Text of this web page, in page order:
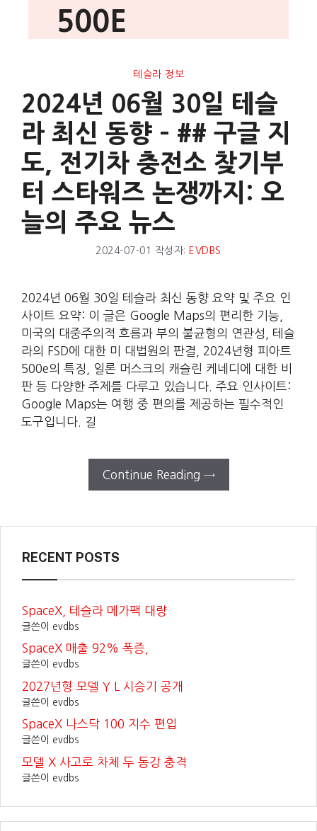
500E
테슬라 정보
2024년 06월 30일 테슬
라 최신 동향 – ## 구글 지
도, 전기차 충전소 찾기부
터 스타워즈 논쟁까지: 오
늘의 주요 뉴스
2024-07-01 작성자: EVDBS
2024년 06월 30일 테슬라 최신 동향 요약 및 주요 인
사이트 요약: 이 글은 Google Maps의 편리한 기능,
미국의 대중주의적 흐름과 부의 불균형의 연관성, 테슬
라의 FSD에 대한 미 대법원의 판결, 2024년형 피아트
500e의 특징, 일론 머스크의 캐슬린 케네디에 대한 비
판 등 다양한 주제를 다루고 있습니다. 주요 인사이트:
Google Maps는 여행 중 편의를 제공하는 필수적인
도구입니다. 길
Continue Reading →
RECENT POSTS
SpaceX, 테슬라 메가팩 대량
글쓴이 evdbs
SpaceX 매출 92% 폭증,
글쓴이 evdbs
2027년형 모델 Y L 시승기 공개
글쓴이 evdbs
SpaceX 나스닥 100 지수 편입
글쓴이 evdbs
모델 X 사고로 차체 두 동강 충격
글쓴이 evdbs